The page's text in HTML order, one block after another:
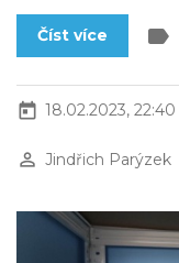
Číst více label
today 18.02.2023, 22:40
perm_identity Jindřich Parýzek